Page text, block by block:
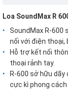
Loa SoundMax R
SoundMax R-600
nối với điện thoại,
Hỗ trợ kết nối
thoại rảnh tay.
R-600 sở hữu dãy
cực kì phong cách